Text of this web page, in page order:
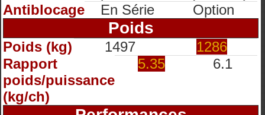
Antiblocage
En Série Option
Poids
Poids (kg) 1497
1286
Rapport
poids/puissance
(kg/ch)
5.35 6.1